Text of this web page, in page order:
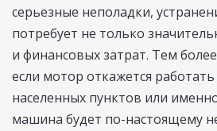
серьезные неполадки,
потребует не только
и финансовых затрат. Тем
если мотор откажется
населенных пунктов или
машина будет по-настоящему